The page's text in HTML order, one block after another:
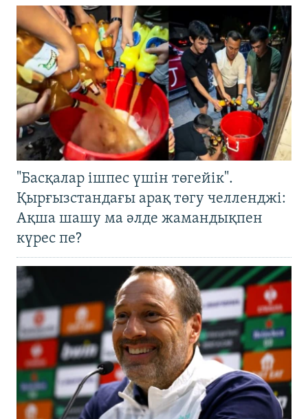
"Басқалар ішпес үшін төгейік".
Қырғызстандағы арақ төгу челленджі:
Ақша шашу ма әлде жамандықпен
күрес пе?